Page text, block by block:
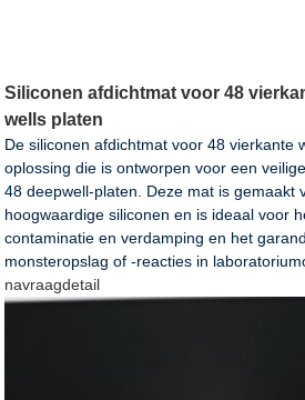
Siliconen afdichtmat voor 48
wells platen
De siliconen afdichtmat voor 48 vierkante
oplossing die is ontworpen voor een
48 deepwell-platen. Deze mat is gemaakt
hoogwaardige siliconen en is ideaal voor
contaminatie en verdamping en het
monsteropslag of -reacties in
navraagdetail